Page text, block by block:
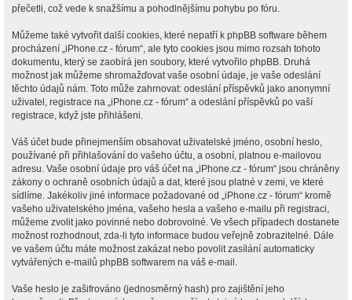
přečetli, což vede k snažšímu a pohodlnějšímu pohybu po fóru.
Můžeme také vytvořit další cookies, které nepatří k phpBB software během
procházení „iPhone.cz - fórum“, ale tyto cookies jsou mimo rozsah tohoto
dokumentu, který se zaobírá jen soubory, které vytvořilo phpBB. Druhá
možnost jak můžeme shromažďovat vaše osobní údaje, je vaše odeslání
těchto údajů nám. Toto může zahrnovat: odeslání příspěvků jako anonymní
uživatel, registrace na „iPhone.cz - fórum“ a odeslání příspěvků po vaší
registrace, když jste přihlášeni.
Váš účet bude přinejmenším obsahovat uživatelské jméno, osobní heslo,
používané při přihlašování do vašeho účtu, a osobní, platnou e-mailovou
adresu. Vaše osobní údaje pro váš účet na „iPhone.cz - fórum“ jsou chráněny
zákony o ochraně osobních údajů a dat, které jsou platné v zemi, ve které
sídlíme. Jakékoliv jiné informace požadované od „iPhone.cz - fórum“ kromě
vašeho uživatelského jména, vašeho hesla a vašeho e-mailu při registraci,
můžeme zvolit jako povinné nebo dobrovolné. Ve všech případech dostanete
možnost rozhodnout, zda-li tyto informace budou veřejně zobrazitelné. Dále
ve vašem účtu máte možnost zakázat nebo povolit zasílání automaticky
vytvářených e-mailů phpBB softwarem na váš e-mail.
Vaše heslo je zašifrováno (jednosměrný hash) pro zajištění jeho